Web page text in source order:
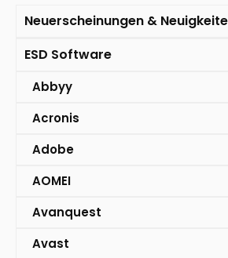
Neuerscheinungen &
ESD Software
Abbyy
Acronis
Adobe
AOMEI
Avanquest
Avast